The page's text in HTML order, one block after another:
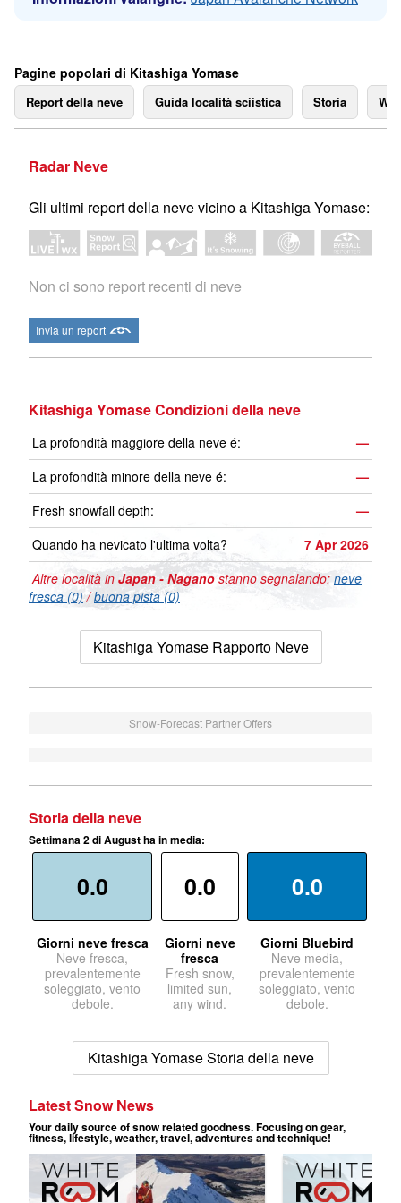
Pagine popolari di Kitashiga Yomase
Report della neve Guida località sciistica Storia
Radar Neve
Gli ultimi report della neve vicino a Kitashiga Yomase:
Non ci sono report recenti di neve
Invia un report
Kitashiga Yomase Condizioni della neve
La profondità maggiore della neve é:
—
La profondità minore della neve é:
—
Fresh snowfall depth:
—
Quando ha nevicato l'ultima volta?
7 Apr 2026
Altre località in Japan - Nagano stanno segnalando: neve
fresca (0)/buona pista (0)
Kitashiga Yomase Rapporto Neve
Snow-Forecast Partner Offers
Storia della neve
Settimana 2 di August ha in media:
0.0
Giorni neve fresca
Neve fresca,
prevalentemente
soleggiato, vento
debole.
0.0
Giorni neve
fresca
Fresh snow,
limited sun,
any wind.
0.0
Giorni Bluebird
Neve media,
prevalentemente
soleggiato, vento
debole.
Kitashiga Yomase Storia della neve